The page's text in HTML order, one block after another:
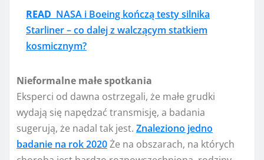
READ NASA i Boeing kończą testy silnika
Starliner – co dalej z walczącym statkiem
kosmicznym?
Nieformalne małe spotkania
Eksperci od dawna ostrzegali, że małe grudki
wydają się napędzać transmisję, a badania
sugerują, że nadal tak jest. Znaleziono jedno
badanie na rok 2020Że na obszarach, na których